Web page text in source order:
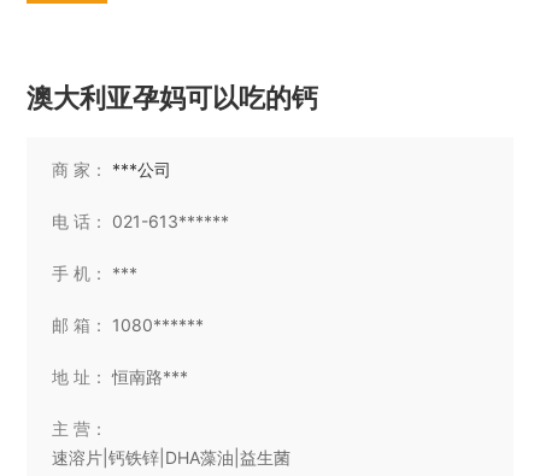
澳大利亚孕妈可以吃的钙
商 家： ***公司
电 话： 021-613******
手 机： ***
邮 箱： 1080******
地 址：恒南路***
主 营：
速溶片|钙铁锌|DHA藻油|益生菌